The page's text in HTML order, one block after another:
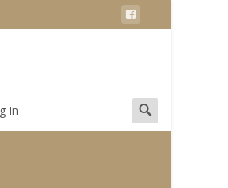
In
Search
for: